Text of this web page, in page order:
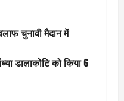
चुनावी मैदान में
डालाकोटि को किया 6